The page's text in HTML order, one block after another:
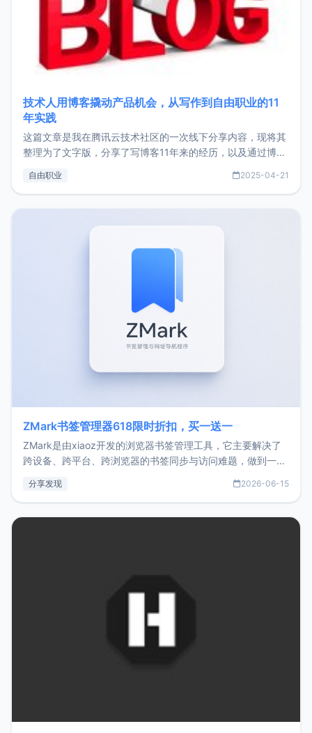
技术人用博客撬动产品机会，从写作到自由职业的11
年实践
这篇文章是我在腾讯云技术社区的一次线下分享内容，现将其
整理为了文字版，分享了写博客11年来的经历，以及通过博客
了我的首个产品ImgURL的真实数据和产品现状。自我介绍大
自由职业 2025-04-21
ZMark书签管理器618限时折扣，买一送一
ZMark是由xiaoz开发的浏览器书签管理工具，它主要解决了
跨设备、跨平台、跨浏览器的书签同步与访问难题，做到一处
用，让管理更高效。ZMark官网地址：
分享发现 2026-06-15